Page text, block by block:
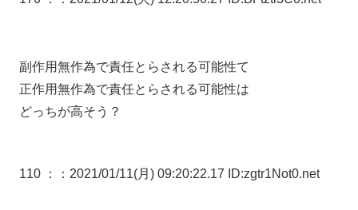
副作用無作為で責任とらされる可能性て
正作用無作為で責任とらされる可能性は
どっちが高そう？
110 ： ：2021/01/11(月) 09:20:22.17 ID:zgtr1Not0.net